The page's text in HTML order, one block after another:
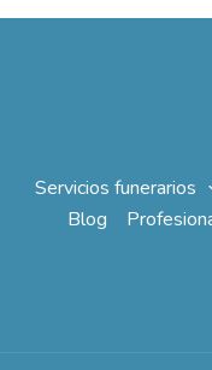
Servicios funerarios
Blog